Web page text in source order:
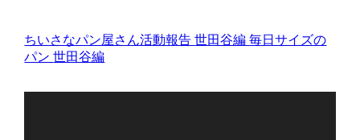
ちいさなパン屋さん活動報告世田谷編毎日サイズの
パン世田谷編